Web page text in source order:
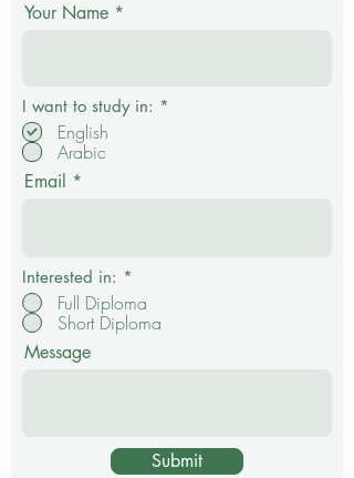
Your Name
I want to study in: *
English
Arabic
Email
Interested in: *
Full Diploma
Short Diploma
Message
Submit